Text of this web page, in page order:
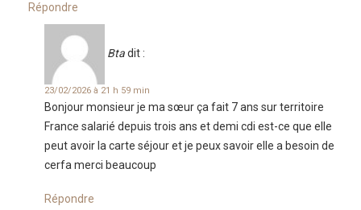
Répondre
Btadit :
23/02/2026 à 21 h 59 min
Bonjour monsieur je ma sœur ça fait 7 ans sur territoire
France salarié depuis trois ans et demi cdi est-ce que elle
peut avoir la carte séjour et je peux savoir elle a besoin de
cerfa merci beaucoup
Répondre